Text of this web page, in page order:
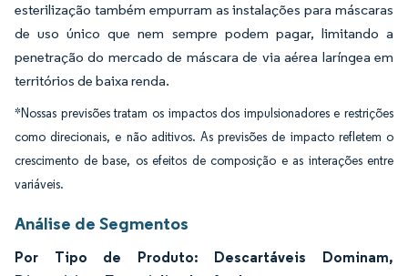
esterilização também empurram as instalações para máscaras
de uso único que nem sempre podem pagar, limitando a
penetração do mercado de máscara de via aérea laríngea em
territórios de baixa renda.
*Nossas previsões tratam os impactos dos impulsionadores e restrições
como direcionais, e não aditivos. As previsões de impacto refletem o
crescimento de base, os efeitos de composição e as interações entre
variáveis.
Análise de Segmentos
Por Tipo de Produto: Descartáveis Dominam,